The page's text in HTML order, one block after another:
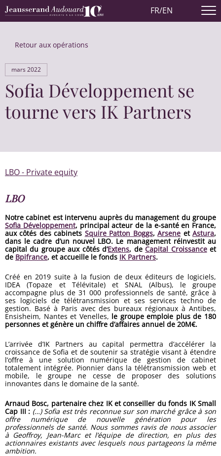
FR/EN
Retour aux opérations
mars 2022
Sofia Développement se
tourne vers IK Partners
LBO - Private equity
LBO
Notre cabinet est intervenu auprès du management du groupe
Sofia Développement, principal acteur de la e-santé en France,
aux côtés des cabinets Squire Patton Boggs,Arsene etAstura,
dans le cadre d’un nouvel LBO. Le management réinvestit au
capital du groupe aux côtés d’Extens, deCapital Croissanceet
de Bpifrance, et accueille le fonds IK Partners.
Créé en 2019 suite à la fusion de deux éditeurs de logiciels,
IDEA (Topaze et Télévitale) et SNAL (Albus), le groupe
accompagne plus de 31 000 professionnels de santé, grâce à
ses logiciels de télétransmission et ses services techno de
gestion. Basé à Paris avec des bureaux régionaux à Antibes,
Ensisheim, Nantes et Venelles, le groupe emploie plus de 180
personnes et génère un chiffre d’affaires annuel de 20M€.
L’arrivée d’IK Partners au capital permettra d’accélérer la
croissance de Sofia et de soutenir sa stratégie visant à étendre
l’offre à une solution numérique de gestion de cabinet
totalement intégrée. Pionnier dans la télétransmission web et
mobile, le groupe ne cesse de proposer des solutions
innovantes dans le domaine de la santé.
Arnaud Bosc, partenaire chez IK et conseiller du fonds IK Small
Cap III : (…) Sofia est très reconnue sur son marché grâce à son
offre numérique de nouvelle génération pour les
professionnels de santé. Nous sommes ravis de nous associer
à Geoffroy, Jean-Marc et l’équipe de direction, en plus des
actionnaires existants avec lesquels nous partageons la même
ambition.